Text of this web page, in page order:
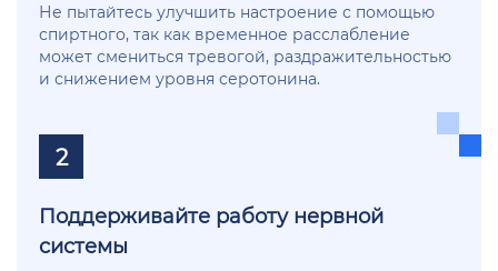
Не пытайтесь улучшить настроение с помощью
спиртного, так как временное расслабление
может смениться тревогой, раздражительностью
и снижением уровня серотонина.
2
Поддерживайте работу нервной
системы